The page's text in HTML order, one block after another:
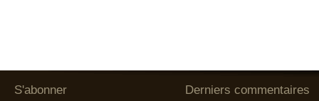
S'abonner Derniers commentaires